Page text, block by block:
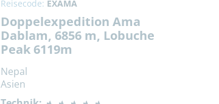
Reisecode: EXAMA
Doppelexpedition Ama
Dablam, 6856 m, Lobuche
Peak 6119m
Nepal
Asien